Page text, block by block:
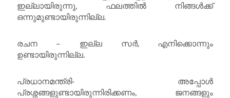
ഇല്ലായിരുന്നു, ഫലത്തിൽ നിങ്ങൾക്ക്
ഒന്നുമുണ്ടായിരുന്നില്ല.
രചന – ഇല്ല സർ, എനിക്കൊന്നും
ഉണ്ടായിരുന്നില്ല.
പ്രധാനമന്ത്രി- അപ്പോൾ
പ്രശ്നങ്ങളുണ്ടായിരുന്നിരിക്കണം, ജനങ്ങളും